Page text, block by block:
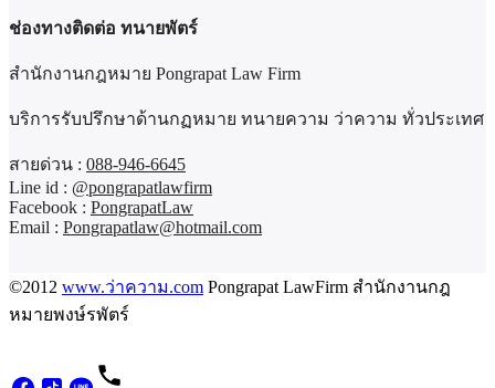
ช่องทางติดต่อ ทนายพัตร์
สำนักงานกฎหมาย Pongrapat Law Firm
บริการรับปรึกษาด้านกฏหมาย ทนายความ ว่าความ ทั่วประเทศ
สายด่วน : 088-946-6645
Line id : @pongrapatlawfirm
Facebook : PongrapatLaw
Email : Pongrapatlaw@hotmail.com
©2012 www.ว่าความ.com Pongrapat LawFirm สำนักงานกฎ
หมายพงษ์รพัตร์